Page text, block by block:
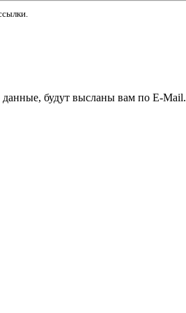
будут высланы вам по E-Mail.